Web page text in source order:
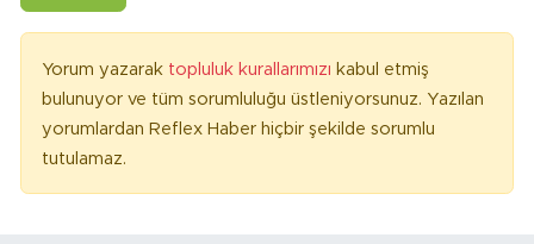
Yorum yazarak topluluk kurallarımızı kabul etmiş
bulunuyor ve tüm sorumluluğu üstleniyorsunuz. Yazılan
yorumlardan Reflex Haber hiçbir şekilde sorumlu
tutulamaz.